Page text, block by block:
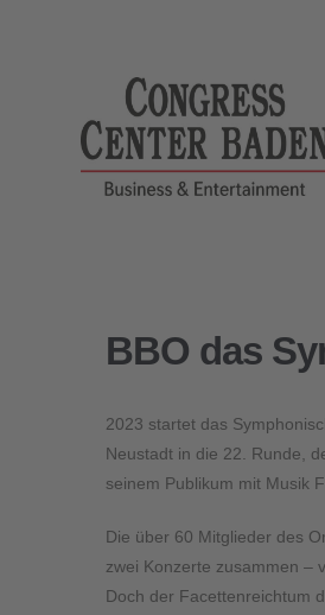
BBO das
2023 startet das
Neustadt in die 22. Runde,
seinem Publikum mit Musik
Die über 60 Mitglieder des
zwei Konzerte zusammen –
Doch der Facettenreichtum